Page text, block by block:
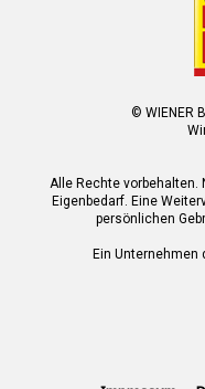
© WIENER
Alle Rechte
Eigenbedarf. Eine
persönlichen
Ein Unternehmen